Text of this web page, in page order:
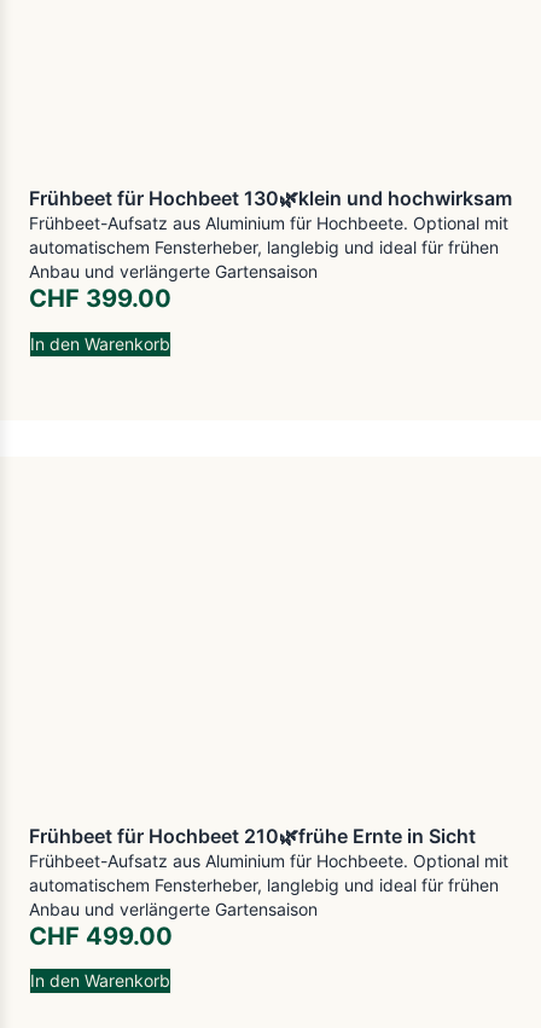
Frühbeet für Hochbeet 130🌿klein und hochwirksam
Frühbeet-Aufsatz aus Aluminium für Hochbeete. Optional mit
automatischem Fensterheber, langlebig und ideal für frühen
Anbau und verlängerte Gartensaison
CHF 399.00
In den Warenkorb
Frühbeet für Hochbeet 210🌿frühe Ernte in Sicht
Frühbeet-Aufsatz aus Aluminium für Hochbeete. Optional mit
automatischem Fensterheber, langlebig und ideal für frühen
Anbau und verlängerte Gartensaison
CHF 499.00
In den Warenkorb